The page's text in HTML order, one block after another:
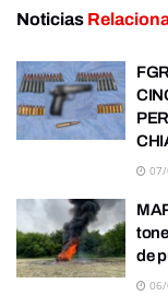
Noticias
de